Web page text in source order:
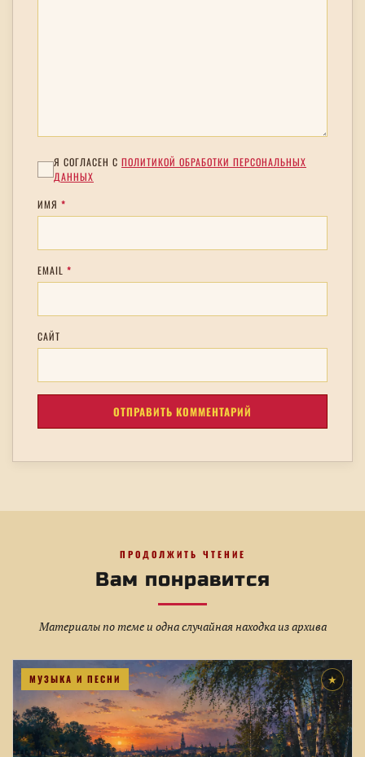
Я СОГЛАСЕН С ПОЛИТИКОЙ ОБРАБОТКИ ПЕРСОНАЛЬНЫХ
ДАННЫХ
ИМЯ *
EMAIL *
САЙТ
ПРОДОЛЖИТЬ ЧТЕНИЕ
Вам понравится
Материалы по теме и одна случайная находка из архива
МУЗЫКА И ПЕСНИ ★